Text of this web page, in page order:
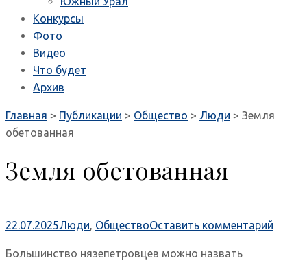
Конкурсы
Фото
Видео
Что будет
Архив
Главная > Публикации > Общество > Люди > Земля
обетованная
Земля обетованная
22.07.2025Люди, ОбществоОставить комментарий
Большинство нязепетровцев можно назвать